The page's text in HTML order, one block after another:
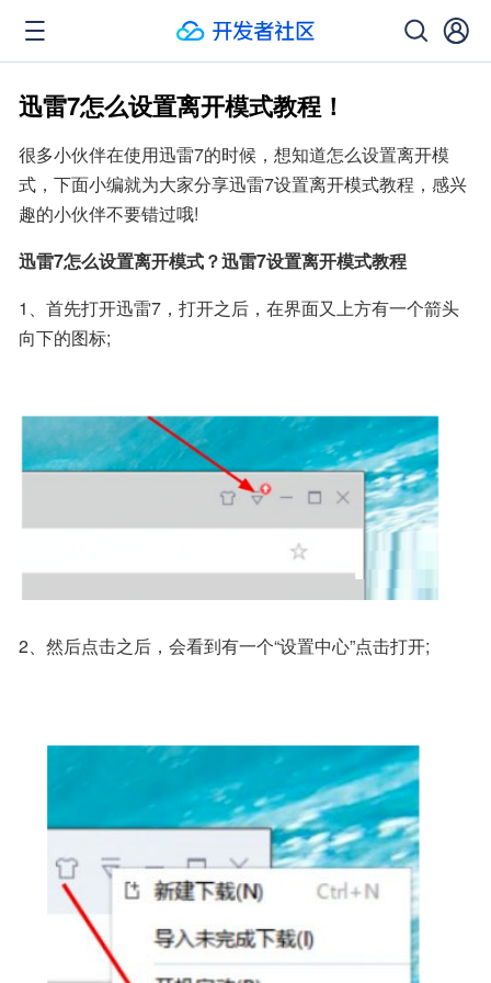
迅雷7怎么设置离开模式教程！
很多小伙伴在使用迅雷7的时候，想知道怎么设置离开模
式，下面小编就为大家分享迅雷7设置离开模式教程，感兴
趣的小伙伴不要错过哦!
迅雷7怎么设置离开模式？迅雷7设置离开模式教程
1、首先打开迅雷7，打开之后，在界面又上方有一个箭头
向下的图标;
2、然后点击之后，会看到有一个“设置中心”点击打开;